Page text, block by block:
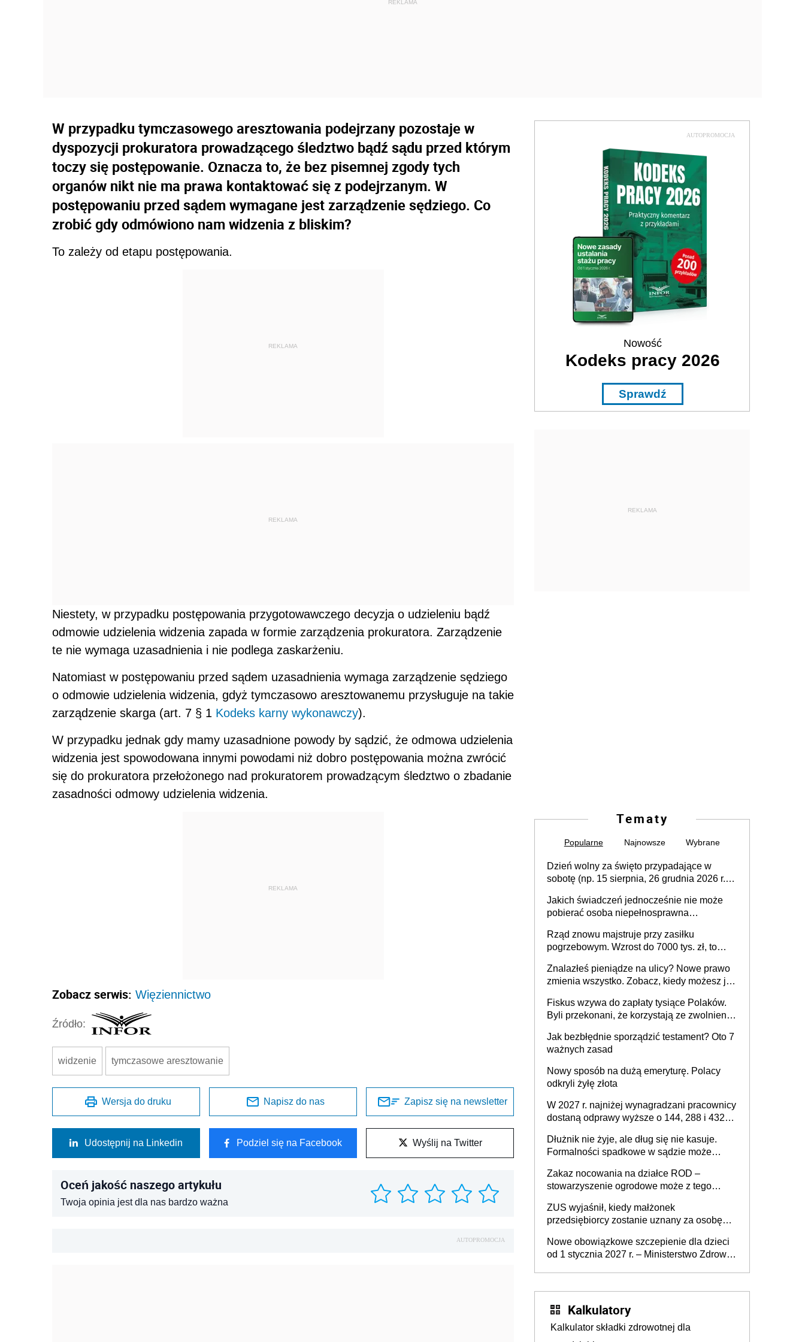
W przypadku tymczasowego aresztowania podejrzany pozostaje w
dyspozycji prokuratora prowadzącego śledztwo bądź sądu przed którym
toczy się postępowanie. Oznacza to, że bez pisemnej zgody tych
organów nikt nie ma prawa kontaktować się z podejrzanym. W
postępowaniu przed sądem wymagane jest zarządzenie sędziego. Co
zrobić gdy odmówiono nam widzenia z bliskim?
To zależy od etapu postępowania.
REKLAMA
REKLAMA
Niestety, w przypadku postępowania przygotowawczego decyzja o udzieleniu bądź
odmowie udzielenia widzenia zapada w formie zarządzenia prokuratora. Zarządzenie
te nie wymaga uzasadnienia i nie podlega zaskarżeniu.
Natomiast w postępowaniu przed sądem uzasadnienia wymaga zarządzenie sędziego
o odmowie udzielenia widzenia, gdyż tymczasowo aresztowanemu przysługuje na takie
zarządzenie skarga (art. 7 § 1 Kodeks karny wykonawczy).
W przypadku jednak gdy mamy uzasadnione powody by sądzić, że odmowa udzielenia
widzenia jest spowodowana innymi powodami niż dobro postępowania można zwrócić
się do prokuratora przełożonego nad prokuratorem prowadzącym śledztwo o zbadanie
zasadności odmowy udzielenia widzenia.
REKLAMA
Zobacz serwis: Więziennictwo
Źródło:
widzenie tymczasowe aresztowanie
Wersja do druku Napisz do nas Zapisz się na newsletter
Udostępnij na Linkedin Podziel się na Facebook Wyślij na Twitter
Oceń jakość naszego artykułu
Twoja opinia jest dla nas bardzo ważna
AUTOPROMOCJA
AUTOPROMOCJA
Nowość
Kodeks pracy 2026
Sprawdź
REKLAMA
Tematy
Popularne Najnowsze Wybrane
Dzień wolny za święto przypadające w
sobotę (np. 15 sierpnia, 26 grudnia 2026 r.) –
pracodawcy (sektor prywatny i administracja
publiczna), najczęstsze pytania
Jakich świadczeń jednocześnie nie może
pobierać osoba niepełnosprawna
Rząd znowu majstruje przy zasiłku
pogrzebowym. Wzrost do 7000 tys. zł, to
Znalazłeś pieniądze na ulicy? Nowe prawo
zmienia wszystko. Zobacz, kiedy możesz je
Fiskus wzywa do zapłaty tysiące Polaków.
Byli przekonani, że korzystają ze zwolnienia
Jak bezbłędnie sporządzić testament? Oto 7
ważnych zasad
Nowy sposób na dużą emeryturę. Polacy
odkryli żyłę złota
W 2027 r. najniżej wynagradzani pracownicy
dostaną odprawy wyższe o 144, 288 i 432
Dłużnik nie żyje, ale dług się nie kasuje.
Formalności spadkowe w sądzie może
zmarłego
Zakaz nocowania na działce ROD –
stowarzyszenie ogrodowe może z tego
działki (wypowiedzieć dzierżawę)?
ZUS wyjaśnił, kiedy małżonek
przedsiębiorcy zostanie uznany za osobę
Nowe obowiązkowe szczepienie dla dzieci
od 1 stycznia 2027 r. – Ministerstwo Zdrowia
Kalkulatory
Kalkulator składki zdrowotnej dla